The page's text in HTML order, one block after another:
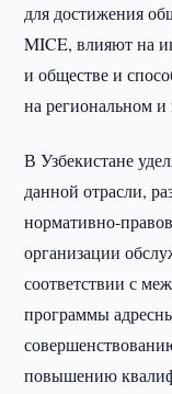
для достижения
MICE, влияют на
и обществе и
на региональном
В Узбекистане
данной отрасли,
нормативно-
организации
соответствии с
программы
повышению